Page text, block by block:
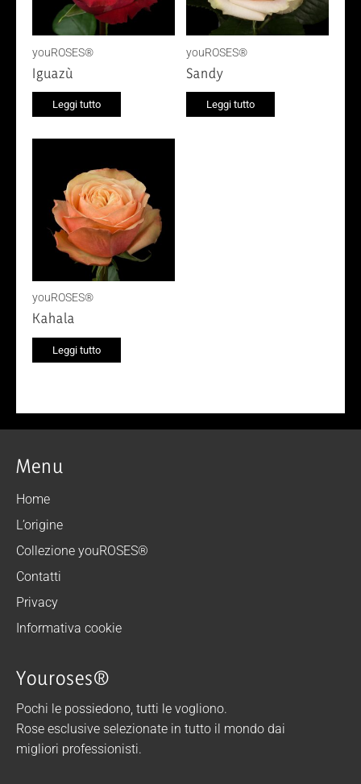
youROSES®
Iguazù
Leggi tutto
youROSES®
Sandy
Leggi tutto
youROSES®
Kahala
Leggi tutto
Menu
Home
L’origine
Collezione youROSES®
Contatti
Privacy
Informativa cookie
Youroses®
Pochi le possiedono, tutti le vogliono.
Rose esclusive selezionate in tutto il mondo dai
migliori professionisti.